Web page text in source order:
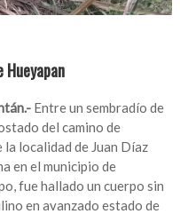
Hueyapan
Entre un sembradío de
del camino de
localidad de Juan Díaz
en el municipio de
fue hallado un cuerpo sin
en avanzado estado de